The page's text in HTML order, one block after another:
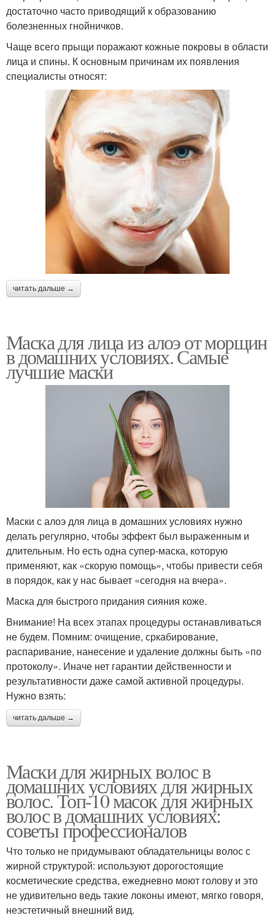
достаточно часто приводящий к образованию
болезненных гнойничков.
Чаще всего прыщи поражают кожные покровы в области
лица и спины. К основным причинам их появления
специалисты относят:
читать дальше →
Маска для лица из алоэ от морщин
в домашних условиях. Самые
лучшие маски
Маски с алоэ для лица в домашних условиях нужно
делать регулярно, чтобы эффект был выраженным и
длительным. Но есть одна супер-маска, которую
применяют, как «скорую помощь», чтобы привести себя
в порядок, как у нас бывает «сегодня на вчера».
Маска для быстрого придания сияния коже.
Внимание! На всех этапах процедуры останавливаться
не будем. Помним: очищение, сркабирование,
распаривание, нанесение и удаление должны быть «по
протоколу». Иначе нет гарантии действенности и
результативности даже самой активной процедуры.
Нужно взять:
читать дальше →
Маски для жирных волос в
домашних условиях для жирных
волос. Топ-10 масок для жирных
волос в домашних условиях:
советы профессионалов
Что только не придумывают обладательницы волос с
жирной структурой: используют дорогостоящие
косметические средства, ежедневно моют голову и это
не удивительно ведь такие локоны имеют, мягко говоря,
неэстетичный внешний вид.